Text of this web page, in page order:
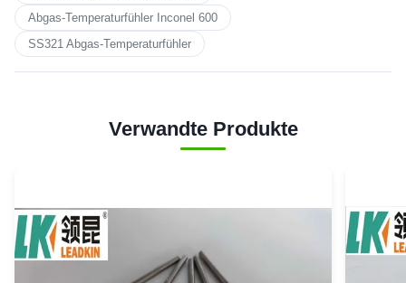
Abgas-Temperaturfühler Inconel 600
SS321 Abgas-Temperaturfühler
Verwandte Produkte